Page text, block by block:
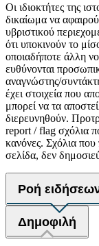
Οι ιδιοκτήτες της
δικαίωμα να
υβριστικού
ότι υποκινούν το
οποιαδήποτε άλλη
ευθύνονται
αναγνώστης/
έχει στοιχεία που
μπορεί να τα
διερευνηθούν.
report / flag σχόλια
κανόνες. Σχόλια
σελίδα, δεν
Ροή
Δημοφιλή